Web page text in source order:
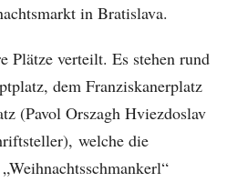
in Bratislava.
Plätze verteilt. Es stehen rund
dem Franziskanerplatz
(Pavol Orszagh Hviezdoslav
welche die